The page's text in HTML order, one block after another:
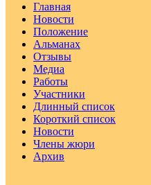
Главная
Новости
Положение
Альманах
Отзывы
Медиа
Работы
Участники
Длинный список
Короткий список
Новости
Члены жюри
Архив